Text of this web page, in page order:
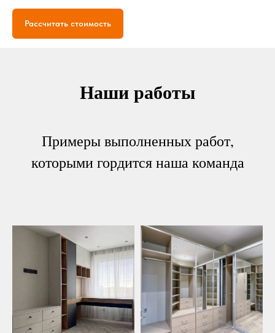
Рассчитать стоимость
Наши работы
Примеры выполненных работ,
которыми гордится наша команда